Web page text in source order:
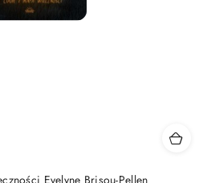
Evelyne Brisou-Pellen